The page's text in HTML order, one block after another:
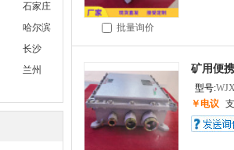
石家庄
哈尔滨
长沙
兰州
批量询价
矿用便
型号:
￥电议